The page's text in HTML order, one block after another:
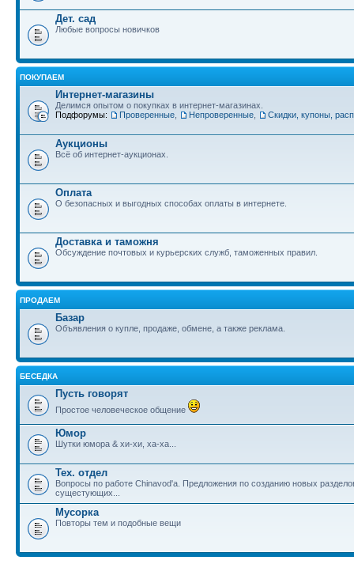
Дет. сад
Любые вопросы новичков
ПОКУПАЕМ
Интернет-магазины
Делимся опытом о покупках в интернет-магазинах.
Подфорумы:
Проверенные Непроверенные Скидки, купоны,
Аукционы
Всё об интернет-аукционах.
Оплата
О безопасных и выгодных способах оплаты в интернете.
Доставка и таможня
Обсуждение почтовых и курьерских служб, таможенных правил.
ПРОДАЕМ
Базар
Объявления о купле, продаже, обмене, а также реклама.
БЕСЕДКА
Пусть говорят
Простое человеческое общение
Юмор
Шутки юмора & хи-хи, ха-ха...
Тех. отдел
Вопросы по работе Chinavod'а. Предложения по созданию новых
сущестующих...
Мусорка
Повторы тем и подобные вещи